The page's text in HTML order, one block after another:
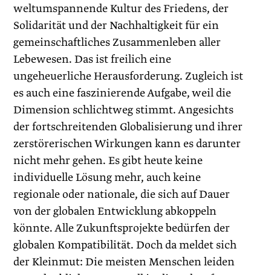
weltumspannende Kultur des Friedens, der
Solidarität und der Nachhaltigkeit für ein
gemeinschaftliches Zusammenleben aller
Lebewesen. Das ist freilich eine
ungeheuerliche Herausforderung. Zugleich ist
es auch eine faszinierende Aufgabe, weil die
Dimension schlichtweg stimmt. Angesichts
der fortschreitenden Globalisierung und ihrer
zerstörerischen Wirkungen kann es darunter
nicht mehr gehen. Es gibt heute keine
individuelle Lösung mehr, auch keine
regionale oder nationale, die sich auf Dauer
von der globalen Entwicklung abkoppeln
könnte. Alle Zukunftsprojekte bedürfen der
globalen Kompatibilität. Doch da meldet sich
der Kleinmut: Die meisten Menschen leiden